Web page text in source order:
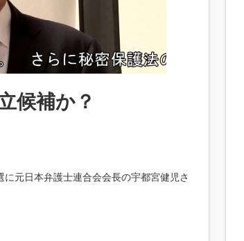
候補か？
元日本弁護士連合会会長の宇都宮健児さ